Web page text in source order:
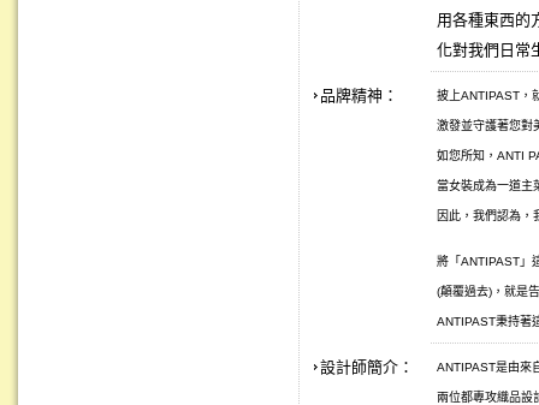
用各種東西的
化對我們日常
品牌精神： 披上ANTIPAST，
激發並守護著您對
如您所知，ANTI
當女裝成為一道主
因此，我們認為，
將「ANTIPAST」
(顛覆過去)，就是
ANTIPAST秉持著
設計師簡介： ANTIPAST是由來
兩位都專攻織品設